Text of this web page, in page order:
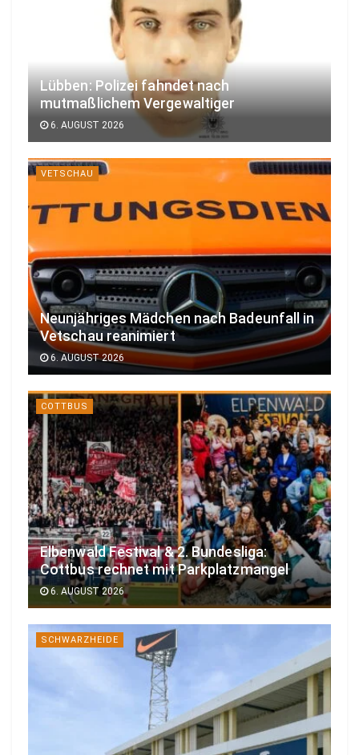
Lübben: Polizei fahndet nach
mutmaßlichem Vergewaltiger
6. AUGUST 2026
VETSCHAU
Neunjähriges Mädchen nach Badeunfall in
Vetschau reanimiert
6. AUGUST 2026
COTTBUS
Elbenwald Festival & 2. Bundesliga:
Cottbus rechnet mit Parkplatzmangel
6. AUGUST 2026
SCHWARZHEIDE